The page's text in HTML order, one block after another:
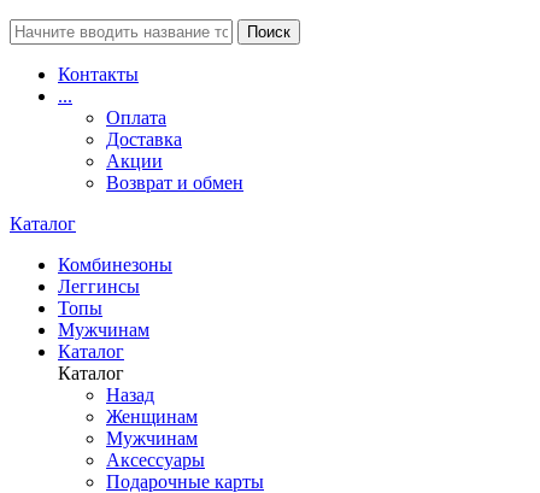
Поиск
Контакты
...
Оплата
Доставка
Акции
Возврат и обмен
Каталог
Комбинезоны
Леггинсы
Топы
Мужчинам
Каталог
Каталог
Назад
Женщинам
Мужчинам
Аксессуары
Подарочные карты